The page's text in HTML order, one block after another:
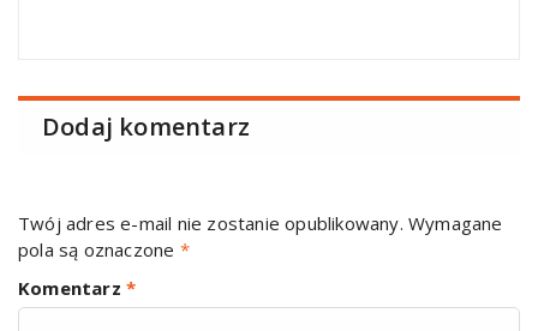
Dodaj komentarz
Twój adres e-mail nie zostanie opublikowany. Wymagane
pola są oznaczone *
Komentarz *